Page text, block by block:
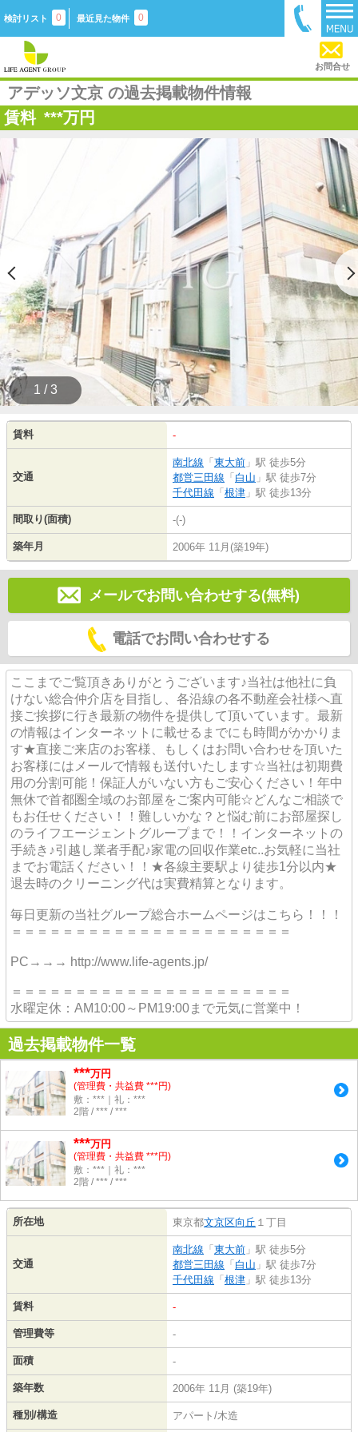
検討リスト 0 最近見た物件 0
お問合せ
アデッソ文京 の過去掲載物件情報
賃料 ***万円
1 / 3
賃料 -
交通
南北線 「 東大前 」駅 徒歩5分
都営三田線 「 白山 」駅 徒歩7分
千代田線 「 根津 」駅 徒歩13分
間取り(面積) -(-)
築年月 2006年 11月(築19年)
メールでお問い合わせする(無料)
電話でお問い合わせする
ここまでご覧頂きありがとうございます♪当社は他社に負
けない総合仲介店を目指し、各沿線の各不動産会社様へ直
接ご挨拶に行き最新の物件を提供して頂いています。最新
の情報はインターネットに載せるまでにも時間がかかりま
す★直接ご来店のお客様、もしくはお問い合わせを頂いた
お客様にはメールで情報も送付いたします☆当社は初期費
用の分割可能！保証人がいない方もご安心ください！年中
無休で首都圏全域のお部屋をご案内可能☆どんなご相談で
もお任せください！！難しいかな？と悩む前にお部屋探し
のライフエージェントグループまで！！インターネットの
手続き♪引越し業者手配♪家電の回収作業etc..お気軽に当社
までお電話ください！！★各線主要駅より徒歩1分以内★
退去時のクリーニング代は実費精算となります。
毎日更新の当社グループ総合ホームページはこちら！！！
＝＝＝＝＝＝＝＝＝＝＝＝＝＝＝＝＝＝＝＝＝＝
PC→→→ http://www.life-agents.jp/
＝＝＝＝＝＝＝＝＝＝＝＝＝＝＝＝＝＝＝＝＝＝
水曜定休：AM10:00～PM19:00まで元気に営業中！
過去掲載物件一覧
***万円
(管理費・共益費 ***円)
敷：***｜礼：***
2階 / *** / ***
***万円
(管理費・共益費 ***円)
敷：***｜礼：***
2階 / *** / ***
所在地 東京都文京区向丘 １丁目
交通
南北線 「 東大前 」駅 徒歩5分
都営三田線 「 白山 」駅 徒歩7分
千代田線 「 根津 」駅 徒歩13分
賃料 -
管理費等 -
面積 -
築年数 2006年 11月 (築19年)
種別/構造 アパート/木造